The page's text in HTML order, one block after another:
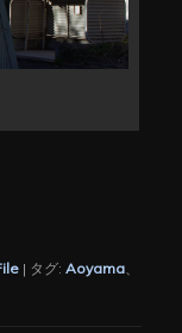
| タグ: Aoyama